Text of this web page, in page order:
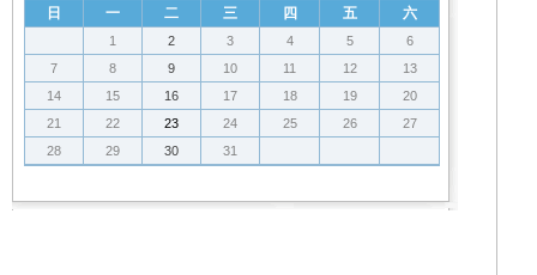
日 一 二 三 四 五 六
1 2 3 4 5
6
7
8 9 10 11 12
13
14
15 16 17 18 19
20
21
22 23 24 25 26
27
28
29 30 31